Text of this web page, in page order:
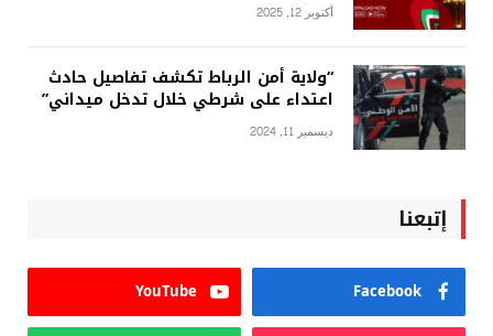
أكتوبر 12, 2025
“ولاية أمن الرباط تكشف تفاصيل حادث
اعتداء على شرطي خلال تدخل ميداني”
ديسمبر 11, 2024
إتبعنا
Facebook
YouTube